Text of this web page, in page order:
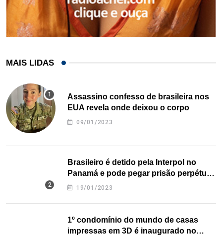
MAIS LIDAS
Assassino confesso de brasileira nos
EUA revela onde deixou o corpo
09/01/2023
Brasileiro é detido pela Interpol no
Panamá e pode pegar prisão perpétua
nos EUA
19/01/2023
1º condomínio do mundo de casas
impressas em 3D é inaugurado no